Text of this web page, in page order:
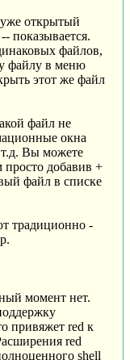
открытый
показывается.
файлов,
файлу в меню
этот же файл
файл не
окна
Вы можете
добавив +
файл в списке
традиционно -
момент нет.
привяжет red к
red
shell